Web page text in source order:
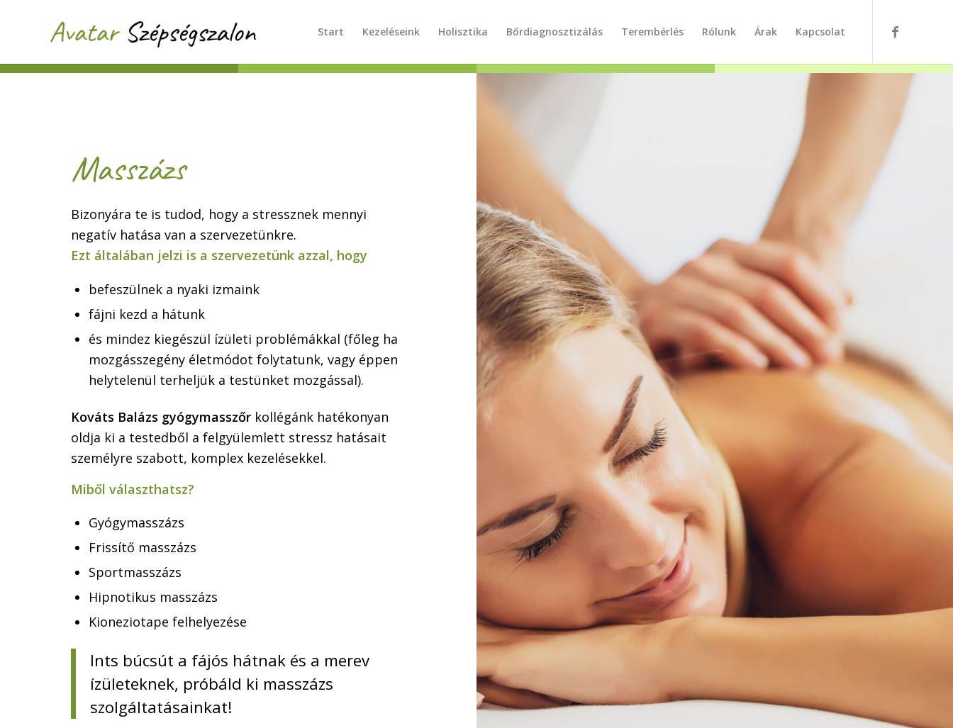
Start Kezeléseink Holisztika Bőrdiagnosztizálás Terembérlés Rólunk Árak Kapcsolat
Masszázs
Bizonyára te is tudod, hogy a stressznek mennyi
negatív hatása van a szervezetünkre.
Ezt általában jelzi is a szervezetünk azzal, hogy
befeszülnek a nyaki izmaink
fájni kezd a hátunk
és mindez kiegészül ízületi problémákkal (főleg ha
mozgásszegény életmódot folytatunk, vagy éppen
helytelenül terheljük a testünket mozgással).
Kováts Balázs gyógymasszőr kollégánk hatékonyan
oldja ki a testedből a felgyülemlett stressz hatásait
személyre szabott, komplex kezelésekkel.
Miből választhatsz?
Gyógymasszázs
Frissítő masszázs
Sportmasszázs
Hipnotikus masszázs
Kioneziotape felhelyezése
Ints búcsút a fájós hátnak és a merev
ízületeknek, próbáld ki masszázs
szolgáltatásainkat!